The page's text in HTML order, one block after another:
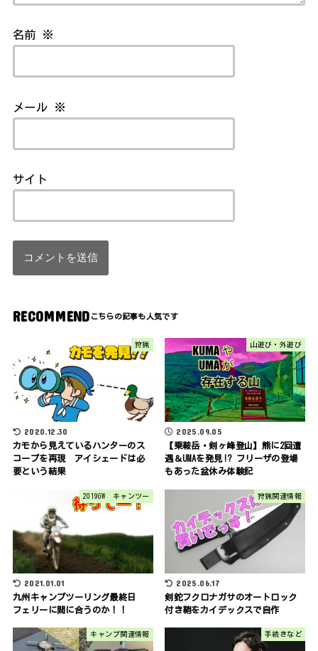
名前 ※
メール ※
サイト
RECOMMEND
狩猟
2020.12.30
カモから見えているハンターのス
コープを再現 アイシェードは必
要という結果
山遊び・外遊び
2025.09.05
【乗鞍岳・剣ヶ峰登山】熊に2回遭
遇＆UMAを発見!? フリーザの登場
もあった盆休み体験記
2019GW キャンツー
2021.01.01
九州キャンプツーリング最終日
フェリーに間に合うのか！！
狩猟関連情報
2025.06.17
剣鉈フクロナガサのオートロック
付き鞘をカイデックスで自作
キャンプ関連情報 手続きなど